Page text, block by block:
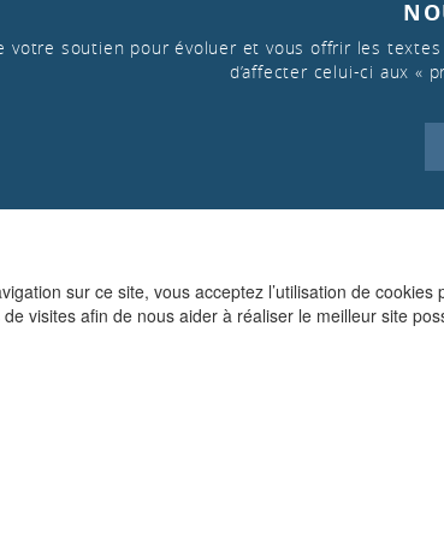
sur ce site, vous acceptez l’utilisation de
visites afin de nous aider à réaliser le meilleur site
votre soutien pour évoluer et vous offrir les
d’affecter celui-ci aux «